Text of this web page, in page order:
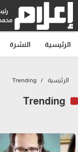
الرئيسية النشرة
الرئيسية Trending
Trending